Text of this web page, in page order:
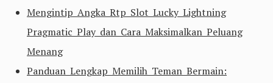
Mengintip Angka Rtp Slot Lucky Lightning
Pragmatic Play dan Cara Maksimalkan Peluang
Menang
Panduan Lengkap Memilih Teman Bermain: